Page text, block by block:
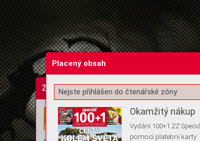
Žádost o souhlas s ukládáním volitelných
Placený obsah
Nejste přihlášen do čtenářské zóny
Okamžitý nákup
Vydání 100+1 ZZ
pomocí platební karty